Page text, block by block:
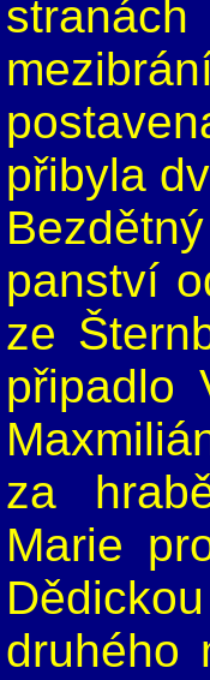
přibyla
panství
ze
připadlo
za
Marie
druhého